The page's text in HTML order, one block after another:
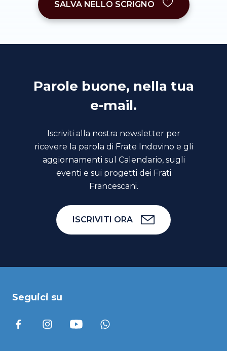
SALVA NELLO SCRIGNO
Parole buone, nella tua
e-mail.
Iscriviti alla nostra newsletter per
ricevere la parola di Frate Indovino e gli
aggiornamenti sul Calendario, sugli
eventi e sui progetti dei Frati
Francescani.
ISCRIVITI ORA
Seguici su